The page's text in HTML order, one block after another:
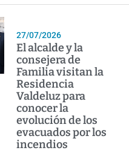
27/07/2026
El alcalde y la
consejera de
Familia visitan la
Residencia
Valdeluz para
conocer la
evolución de los
evacuados por los
incendios